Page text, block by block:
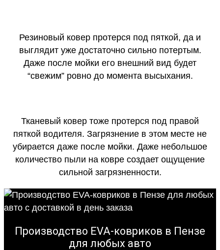
Резиновый ковер протерся под пяткой, да и
выглядит уже достаточно сильно потертым.
Даже после мойки его внешний вид будет
“свежим” ровно до момента высыхания.
Тканевый ковер тоже протерся под правой
пяткой водителя. Загрязнение в этом месте не
убирается даже после мойки. Даже небольшое
количество пыли на ковре создает ощущение
сильной загрязненности.
Производство EVA-ковриков в Пензе
для любых авто